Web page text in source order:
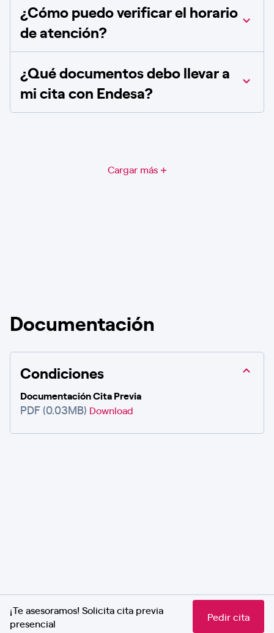
¿Cómo puedo verificar el horario
de atención?
¿Qué documentos debo llevar a
mi cita con Endesa?
Cargar más
Documentación
Condiciones
Documentación Cita Previa
PDF (0.03MB) Download
¡Te asesoramos! Solicita cita previa
presencial
Pedir cita